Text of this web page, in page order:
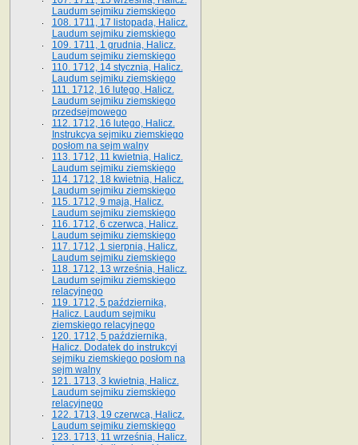
Laudum sejmiku ziemskiego
108. 1711, 17 listopada, Halicz.
Laudum sejmiku ziemskiego
109. 1711, 1 grudnia, Halicz.
Laudum sejmiku ziemskiego
110. 1712, 14 stycznia, Halicz.
Laudum sejmiku ziemskiego
111. 1712, 16 lutego, Halicz.
Laudum sejmiku ziemskiego
przedsejmowego
112. 1712, 16 lutego, Halicz.
Instrukcya sejmiku ziemskiego
posłom na sejm walny
113. 1712, 11 kwietnia, Halicz.
Laudum sejmiku ziemskiego
114. 1712, 18 kwietnia, Halicz.
Laudum sejmiku ziemskiego
115. 1712, 9 maja, Halicz.
Laudum sejmiku ziemskiego
116. 1712, 6 czerwca, Halicz.
Laudum sejmiku ziemskiego
117. 1712, 1 sierpnia, Halicz.
Laudum sejmiku ziemskiego
118. 1712, 13 września, Halicz.
Laudum sejmiku ziemskiego
relacyjnego
119. 1712, 5 października,
Halicz. Laudum sejmiku
ziemskiego relacyjnego
120. 1712, 5 października,
Halicz. Dodatek do instrukcyi
sejmiku ziemskiego posłom na
sejm walny
121. 1713, 3 kwietnia, Halicz.
Laudum sejmiku ziemskiego
relacyjnego
122. 1713, 19 czerwca, Halicz.
Laudum sejmiku ziemskiego
123. 1713, 11 września, Halicz.